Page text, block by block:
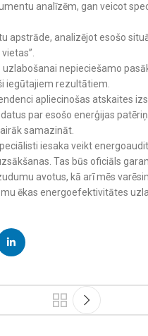
analīzēm, gan veicot
apstrāde, analizējot esošo
nepieciešamo
iegūtajiem rezultātiem.
apliecinošas atskaites
par esošo enerģijas
samazināt.
iesaka veikt
Tas būs oficiāls
avotus, kā arī mēs
ēkas energoefektivitātes